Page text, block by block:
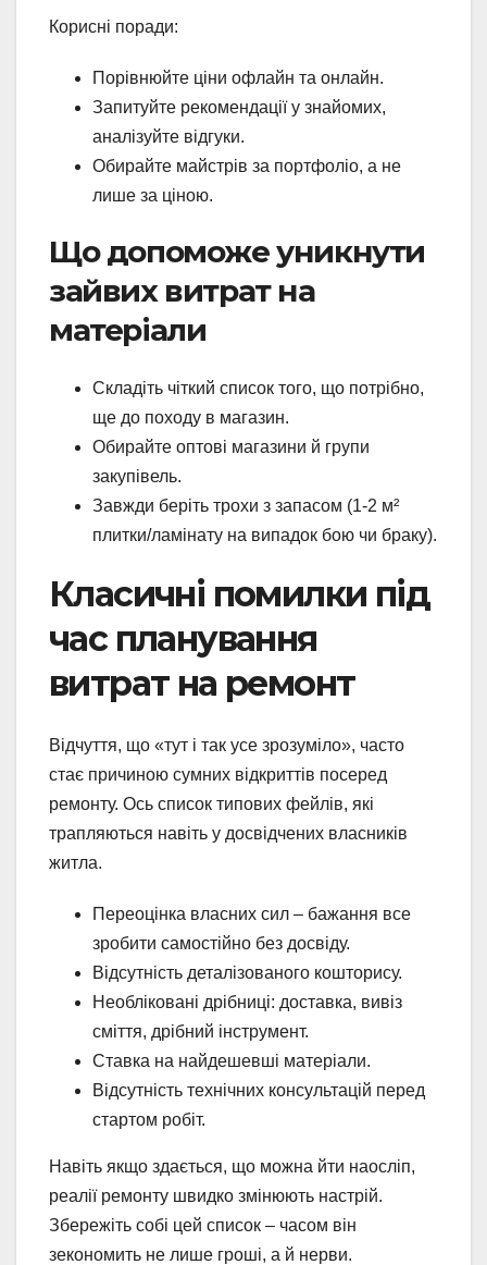
Корисні поради:
Порівнюйте ціни офлайн та онлайн.
Запитуйте рекомендації у знайомих,
аналізуйте відгуки.
Обирайте майстрів за портфоліо, а не
лише за ціною.
Що допоможе уникнути
зайвих витрат на
матеріали
Складіть чіткий список того, що потрібно,
ще до походу в магазин.
Обирайте оптові магазини й групи
закупівель.
Завжди беріть трохи з запасом (1-2 м²
плитки/ламінату на випадок бою чи браку).
Класичні помилки під
час планування
витрат на ремонт
Відчуття, що «тут і так усе зрозуміло», часто
стає причиною сумних відкриттів посеред
ремонту. Ось список типових фейлів, які
трапляються навіть у досвідчених власників
житла.
Переоцінка власних сил – бажання все
зробити самостійно без досвіду.
Відсутність деталізованого кошторису.
Необліковані дрібниці: доставка, вивіз
сміття, дрібний інструмент.
Ставка на найдешевші матеріали.
Відсутність технічних консультацій перед
стартом робіт.
Навіть якщо здається, що можна йти наосліп,
реалії ремонту швидко змінюють настрій.
Збережіть собі цей список – часом він
зекономить не лише гроші, а й нерви.